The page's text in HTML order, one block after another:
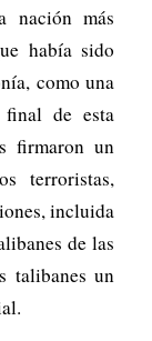
nación más
había sido
como una
de esta
firmaron un
terroristas,
incluida
de las
talibanes un